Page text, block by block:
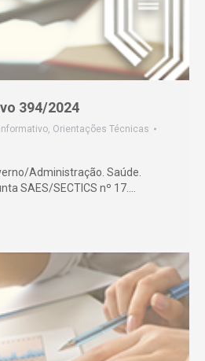
394/2024
, Orientações Técnicas
Administração. Saúde.
SAES/SECTICS nº 17.…